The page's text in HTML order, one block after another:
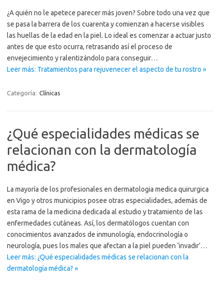
¿A quién no le apetece parecer más joven? Sobre todo una vez que
se pasa la barrera de los cuarenta y comienzan a hacerse visibles
las huellas de la edad en la piel. Lo ideal es comenzar a actuar justo
antes de que esto ocurra, retrasando así el proceso de
envejecimiento y ralentizándolo para conseguir…
Leer más: Tratamientos para rejuvenecer el aspecto de tu rostro »
Categoría: Clínicas
¿Qué especialidades médicas se
relacionan con la dermatología
médica?
La mayoría de los profesionales en dermatologia medica quirurgica
en Vigo y otros municipios posee otras especialidades, además de
esta rama de la medicina dedicada al estudio y tratamiento de las
enfermedades cutáneas. Así, los dermatólogos cuentan con
conocimientos avanzados de inmunología, endocrinología o
neurología, pues los males que afectan a la piel pueden ‘invadir’…
Leer más: ¿Qué especialidades médicas se relacionan con la
dermatología médica? »